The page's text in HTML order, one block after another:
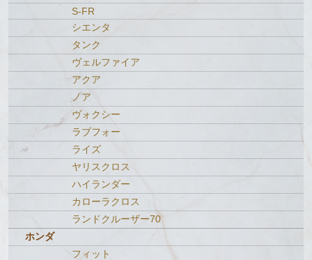
S-FR
シエンタ
タンク
ヴェルファイア
アクア
ノア
ヴォクシー
ラブフォー
ライズ
ヤリスクロス
ハイランダー
カローラクロス
ランドクルーザー70
ホンダ
フィット